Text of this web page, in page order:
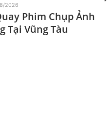
Phim Chụp Ảnh
Tại Vũng Tàu
2026